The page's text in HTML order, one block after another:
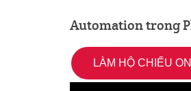
Automation trong
LÀM HỘ CHIẾU